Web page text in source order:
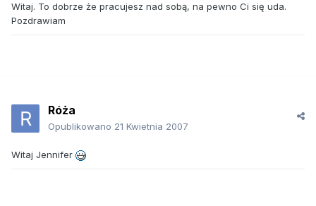
Witaj. To dobrze że pracujesz nad sobą, na pewno Ci się uda.
Pozdrawiam
Róża
Opublikowano 21 Kwietnia 2007
Witaj Jennifer